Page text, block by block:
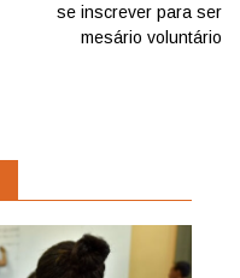
se inscrever para ser
mesário voluntário